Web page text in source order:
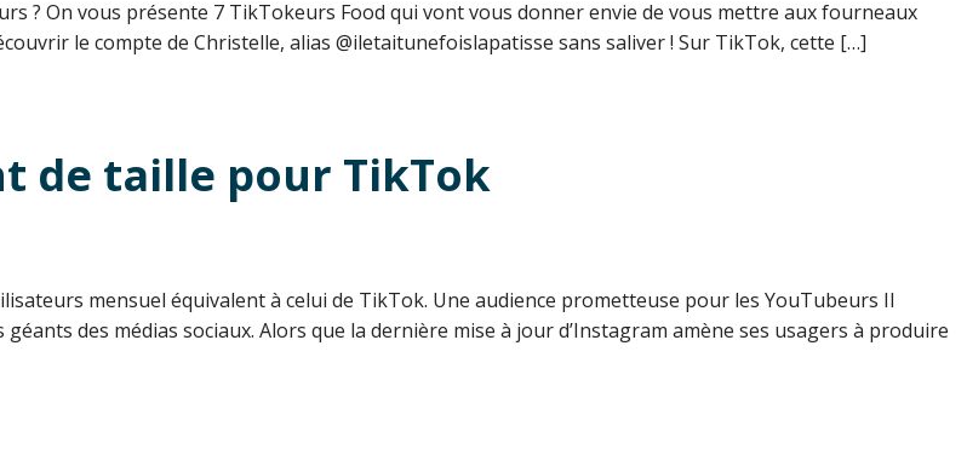
? On vous présente 7 TikTokeurs Food qui vont vous donner envie de vous mettre aux fourneaux
le compte de Christelle, alias @iletaitunefoislapatisse sans saliver ! Sur TikTok, cette […]
de taille pour TikTok
mensuel équivalent à celui de TikTok. Une audience prometteuse pour les YouTubeurs Il
des médias sociaux. Alors que la dernière mise à jour d’Instagram amène ses usagers à produire